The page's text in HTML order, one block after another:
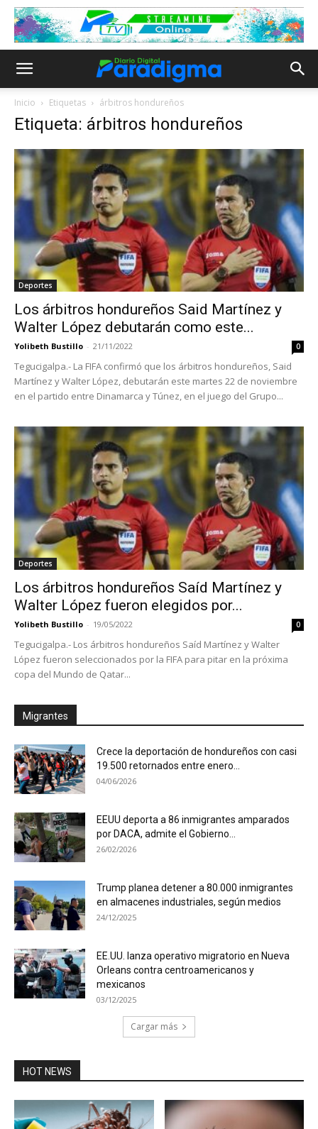
Inicio Etiquetas árbitros hondureños
Etiqueta: árbitros hondureños
Deportes
Los árbitros hondureños Said Martínez y
Walter López debutarán como este...
Yolibeth Bustillo - 21/11/2022 0
Tegucigalpa.- La FIFA confirmó que los árbitros hondureños, Said
Martínez y Walter López, debutarán este martes 22 de noviembre
en el partido entre Dinamarca y Túnez, en el juego del Grupo...
Deportes
Los árbitros hondureños Saíd Martínez y
Walter López fueron elegidos por...
Yolibeth Bustillo - 19/05/2022 0
Tegucigalpa.- Los árbitros hondureños Saíd Martínez y Walter
López fueron seleccionados por la FIFA para pitar en la próxima
copa del Mundo de Qatar...
Migrantes
Crece la deportación de hondureños con casi
19.500 retornados entre enero...
04/06/2026
EEUU deporta a 86 inmigrantes amparados
por DACA, admite el Gobierno...
26/02/2026
Trump planea detener a 80.000 inmigrantes
en almacenes industriales, según medios
24/12/2025
EE.UU. lanza operativo migratorio en Nueva
Orleans contra centroamericanos y
mexicanos
03/12/2025
Cargar más
HOT NEWS